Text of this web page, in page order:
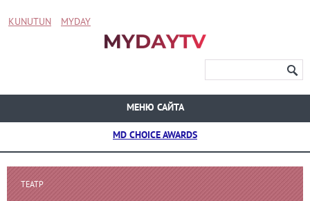
KUNUTUN MYDAY
МЕНЮ САЙТА
MD CHOICE AWARDS
ТЕАТР